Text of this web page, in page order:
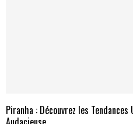
Piranha : Découvrez les